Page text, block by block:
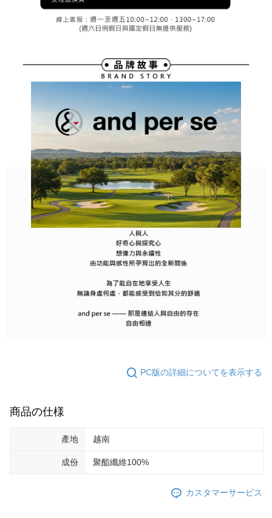
PC版の詳細についてを表示する
商品の仕様
產地 越南
成份 聚酯纖維100%
カスタマーサービス